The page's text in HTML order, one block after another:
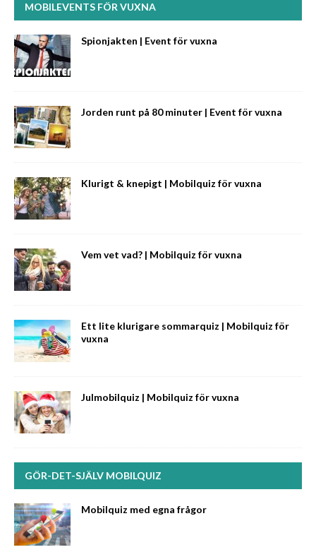
MOBILEVENTS FÖR VUXNA
Spionjakten | Event för vuxna
Jorden runt på 80 minuter | Event för vuxna
Klurigt & knepigt | Mobilquiz för vuxna
Vem vet vad? | Mobilquiz för vuxna
Ett lite klurigare sommarquiz | Mobilquiz för
vuxna
Julmobilquiz | Mobilquiz för vuxna
GÖR-DET-SJÄLV MOBILQUIZ
Mobilquiz med egna frågor